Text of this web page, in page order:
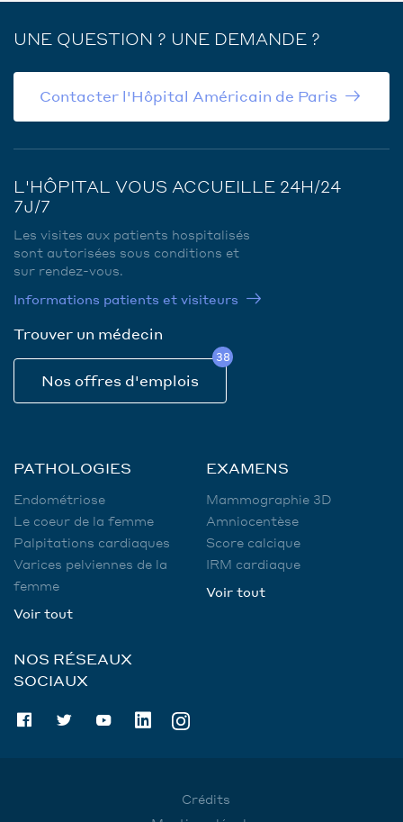
UNE QUESTION ? UNE DEMANDE ?
Contacter l'Hôpital Américain de Paris
L'HÔPITAL VOUS ACCUEILLE 24H/24
7J/7
Les visites aux patients hospitalisés
sont autorisées sous conditions et
sur rendez-vous.
Informations patients et visiteurs
Trouver un médecin
Nos offres d'emplois
38
PATHOLOGIES
Endométriose
Le coeur de la femme
Palpitations cardiaques
Varices pelviennes de la
femme
Voir tout
EXAMENS
Mammographie 3D
Amniocentèse
Score calcique
IRM cardiaque
Voir tout
NOS RÉSEAUX
SOCIAUX
Crédits